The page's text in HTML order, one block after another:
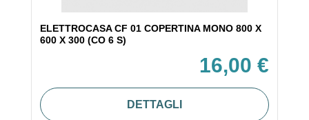
ELETTROCASA CF 01 COPERTINA MONO 800 X
600 X 300 (CO 6 S)
16,00 €
DETTAGLI